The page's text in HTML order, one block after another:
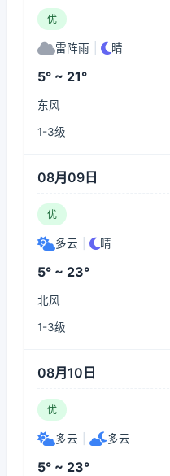
优
雷阵雨 晴
5° ~ 21°
东风
1-3级
08月09日
优
多云 晴
5° ~ 23°
北风
1-3级
08月10日
优
多云 多云
5° ~ 23°